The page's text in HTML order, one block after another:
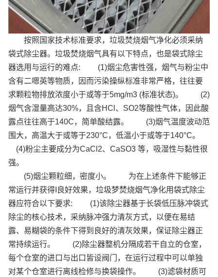
按照国家技术标准要求，垃圾焚烧烟气净化必须采纳
袋式除尘器。垃圾焚烧烟气具有以下特点，也是袋式除尘
器选用与运行的难点:
(1)烟尘危害性强，烟气与粉尘中
含有二嗯英等物质，因而污染操纵标准非常严格，往往要
求颗粒物排放浓度小于或等于5mg/m3 (标准状态)。
(2)
烟气含湿量高达30%，且含HCl、SO2等酸性气体，因此酸
露点往往高于140C，简单酸结露。
(3)烟气温度波动范
围大，高温大于或等于230°C，低温小于或等于140°C。
(4)粉尘主要成分为CaCl2、CaSO3 等，吸湿性与黏性很
强。
(5)烟尘颗粒细，密度小。
为在上述条件下能够正
常运行并获得I良好效果，垃圾梦焚烧烟气净化用袋式除尘
器应符合以下要求:
(1)该除尘器基于长袋低压脉冲袋式
除尘的核心技术，采纳脉冲强力清灰方式，以便在易结
露、易糊袋的条件下得到良好的清灰效果，保证除尘器正
常持续运行。
(2)除尘器整机分隔成若干自立的仓室，
每个仓室的进口与出口皆设阀门，在运行过程中可以单独
对某个仓室进行离线检修与换袋操作。
(3)滤袋材质可